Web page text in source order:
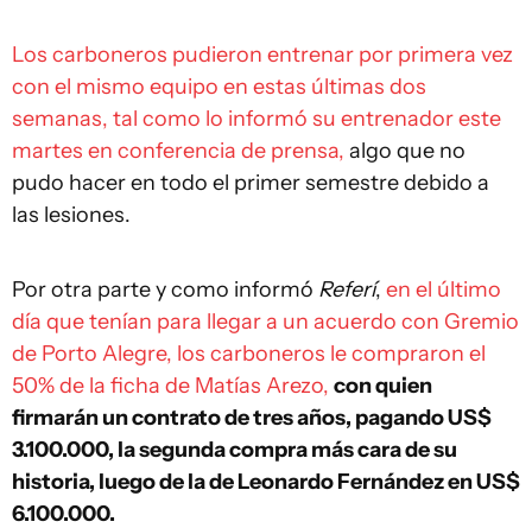
Los carboneros pudieron entrenar por primera vez
con el mismo equipo en estas últimas dos
semanas, tal como lo informó su entrenador este
martes en conferencia de prensa, algo que no
pudo hacer en todo el primer semestre debido a
las lesiones.
Por otra parte y como informó Referí, en el último
día que tenían para llegar a un acuerdo con Gremio
de Porto Alegre, los carboneros le compraron el
50% de la ficha de Matías Arezo, con quien
firmarán un contrato de tres años, pagando US$
3.100.000, la segunda compra más cara de su
historia, luego de la de Leonardo Fernández en US$
6.100.000.